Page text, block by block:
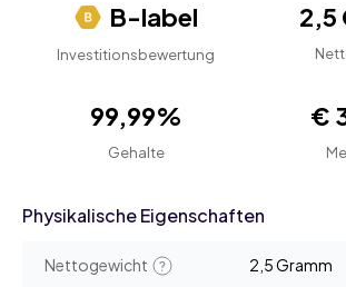
B-label
Investitionsbewertung
2,5
99,99%
Gehalte
€
Physikalische Eigenschaften
Nettogewicht 2,5 Gramm